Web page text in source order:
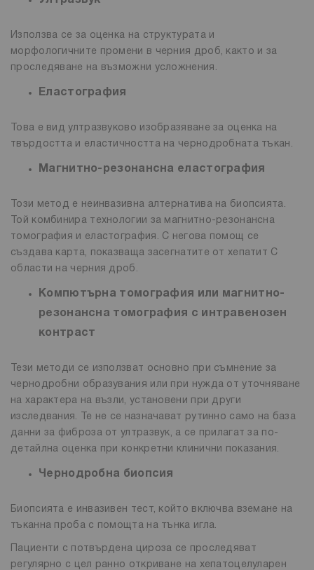
Използва се за оценка на структурата и
морфологичните промени в черния дроб, както и за
проследяване на възможни усложнения.
Еластография
Това е вид ултразвуково изобразяване за оценка на
твърдостта и еластичността на чернодробната тъкан.
Магнитно-резонансна еластография
Този метод е неинвазивна алтернатива на биопсията.
Той комбинира технологии за магнитно-резонансна
томография и еластография. С негова помощ се
създава карта, показваща засегнатите от хепатит С
области на черния дроб.
Компютърна томография или магнитно-
резонансна томография с интравенозен
контраст
Тези методи се използват основно при съмнение за
чернодробни образувания или при нужда от уточняване
на характера на възли, установени при други
изследвания. Те не се назначават рутинно само на база
данни за фиброза от ултразвук, а се прилагат за по-
детайлна оценка при конкретни клинични показания.
Чернодробна биопсия
Биопсията е инвазивен тест, който включва вземане на
тъканна проба с помощта на тънка игла.
Пациенти с потвърдена цироза се проследяват
регулярно с цел ранно откриване на хепатоцелуларен